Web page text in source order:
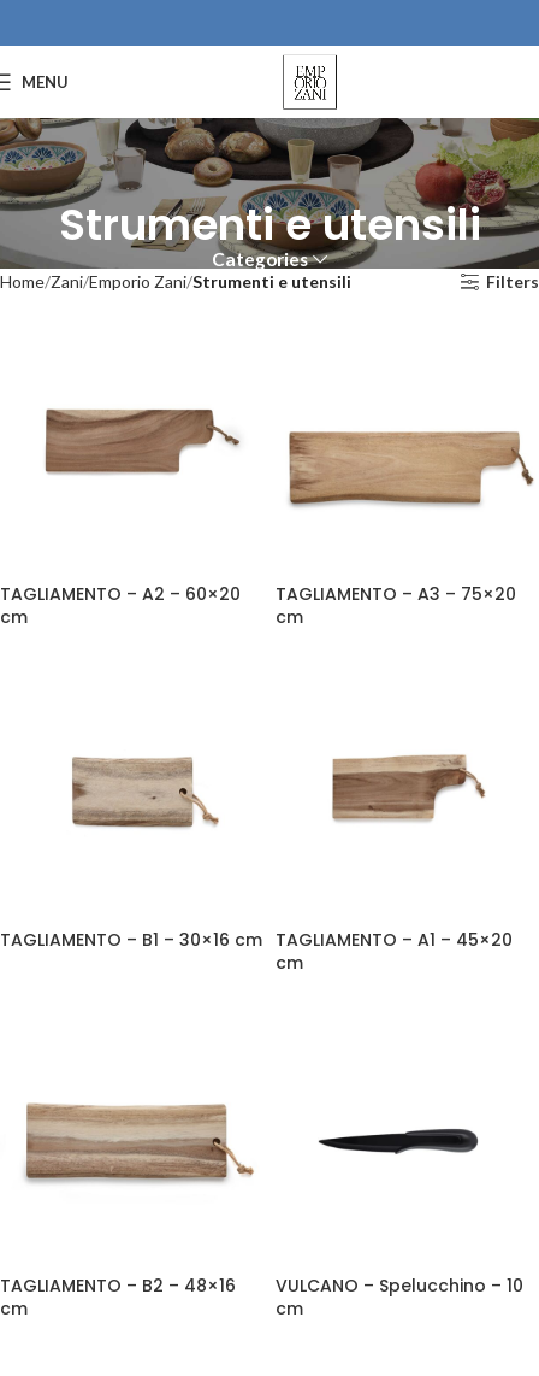
MENU
Strumenti e utensili
Categories
Home Zani Emporio Zani Strumenti e utensili Filters
TAGLIAMENTO – A2 – 60×20
cm
TAGLIAMENTO – A3 – 75×20
cm
TAGLIAMENTO – B1 – 30×16 cm TAGLIAMENTO – A1 – 45×20
cm
TAGLIAMENTO – B2 – 48×16
cm
VULCANO – Spelucchino – 10
cm